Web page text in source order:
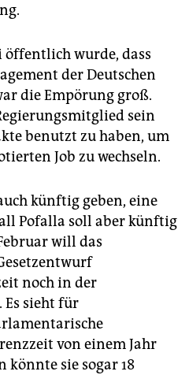
öffentlich wurde, dass
der Deutschen
die Empörung groß.
sein
benutzt zu haben, um
Job zu wechseln.
künftig geben, eine
Pofalla soll aber künftig
will das
noch in der
Es sieht für
von einem Jahr
könnte sie sogar 18